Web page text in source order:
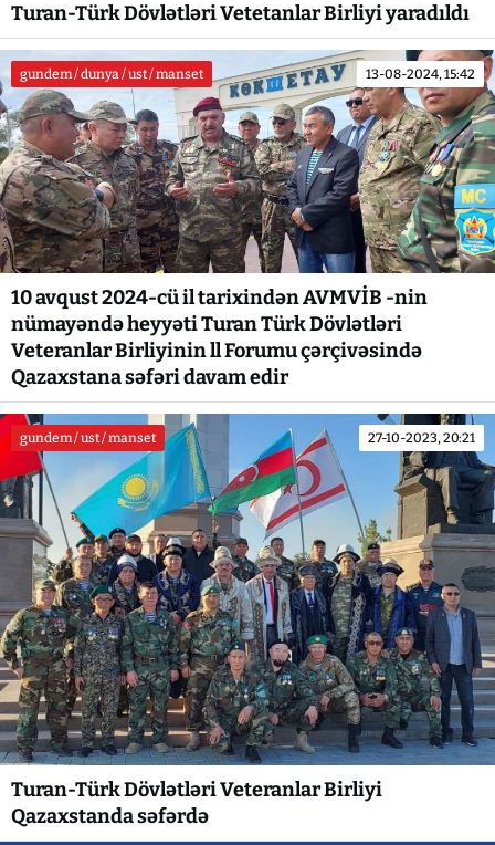
Turan-Türk Dövlətləri Vetetanlar Birliyi yaradıldı
gundem / dunya / ust / manset 13-08-2024, 15:42
10 avqust 2024-cü il tarixindən AVMVİB -nin
nümayəndə heyyəti Turan Türk Dövlətləri
Veteranlar Birliyinin ll Forumu çərçivəsində
Qazaxstana səfəri davam edir
gundem / ust / manset 27-10-2023, 20:21
Turan-Türk Dövlətləri Veteranlar Birliyi
Qazaxstanda səfərdə